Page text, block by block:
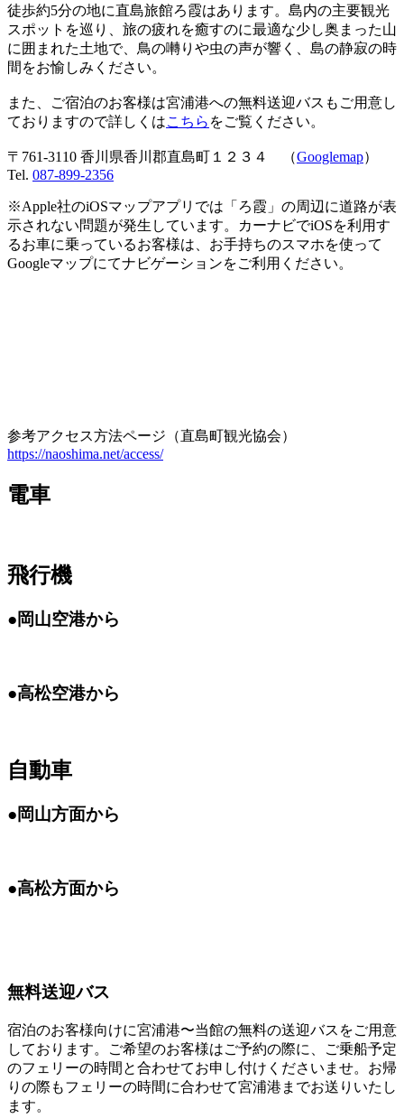
徒歩約5分の地に直島旅館ろ霞はあります。島内の主要観光
スポットを巡り、旅の疲れを癒すのに最適な少し奥まった山
に囲まれた土地で、鳥の囀りや虫の声が響く、島の静寂の時
間をお愉しみください。
また、ご宿泊のお客様は宮浦港への無料送迎バスもご用意し
ておりますので詳しくはこちら をご覧ください。
〒761-3110 香川県香川郡直島町１２３４ （Googlemap）
Tel. 087-899-2356
※Apple社のiOSマップアプリでは「ろ霞」の周辺に道路が表
示されない問題が発生しています。カーナビでiOSを利用す
るお車に乗っているお客様は、お手持ちのスマホを使って
Googleマップにてナビゲーションをご利用ください。
参考アクセス方法ページ（直島町観光協会）
https://naoshima.net/access/
電車
飛行機
●岡山空港から
●高松空港から
自動車
●岡山方面から
●高松方面から
無料送迎バス
宿泊のお客様向けに宮浦港〜当館の無料の送迎バスをご用意
しております。ご希望のお客様はご予約の際に、ご乗船予定
のフェリーの時間と合わせてお申し付けくださいませ。お帰
りの際もフェリーの時間に合わせて宮浦港までお送りいたし
ます。